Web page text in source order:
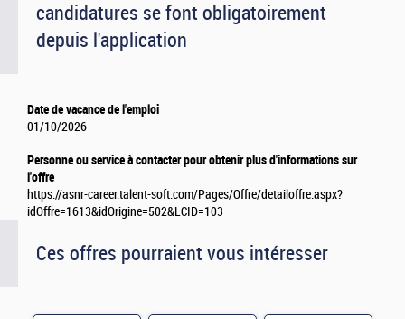
candidatures se font obligatoirement
depuis l'application
Date de vacance de l'emploi
01/10/2026
Personne ou service à contacter pour obtenir plus d'informations sur
l'offre
https://asnr-career.talent-soft.com/Pages/Offre/detailoffre.aspx?
idOffre=1613&idOrigine=502&LCID=103
Ces offres pourraient vous intéresser